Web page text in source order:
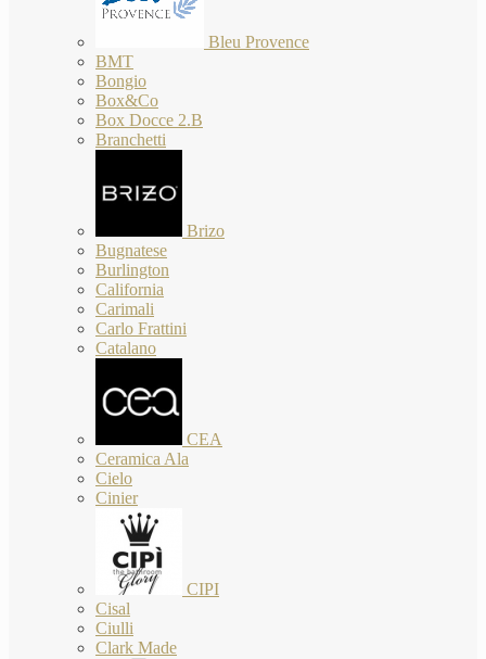
Bleu Provence
BMT
Bongio
Box&Co
Box Docce 2.B
Branchetti
Brizo
Bugnatese
Burlington
California
Carimali
Carlo Frattini
Catalano
CEA
Ceramica Ala
Cielo
Cinier
CIPI
Cisal
Ciulli
Clark Made